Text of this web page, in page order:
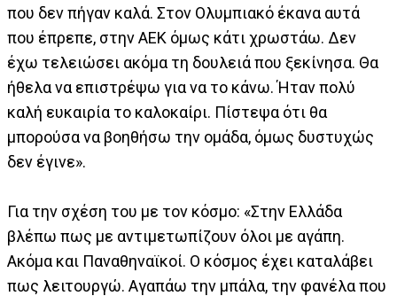
που δεν πήγαν καλά. Στον Ολυμπιακό έκανα αυτά
που έπρεπε, στην ΑΕΚ όμως κάτι χρωστάω. Δεν
έχω τελειώσει ακόμα τη δουλειά που ξεκίνησα. Θα
ήθελα να επιστρέψω για να το κάνω. Ήταν πολύ
καλή ευκαιρία το καλοκαίρι. Πίστεψα ότι θα
μπορούσα να βοηθήσω την ομάδα, όμως δυστυχώς
δεν έγινε».
Για την σχέση του με τον κόσμο: «Στην Ελλάδα
βλέπω πως με αντιμετωπίζουν όλοι με αγάπη.
Ακόμα και Παναθηναϊκοί. Ο κόσμος έχει καταλάβει
πως λειτουργώ. Αγαπάω την μπάλα, την φανέλα που